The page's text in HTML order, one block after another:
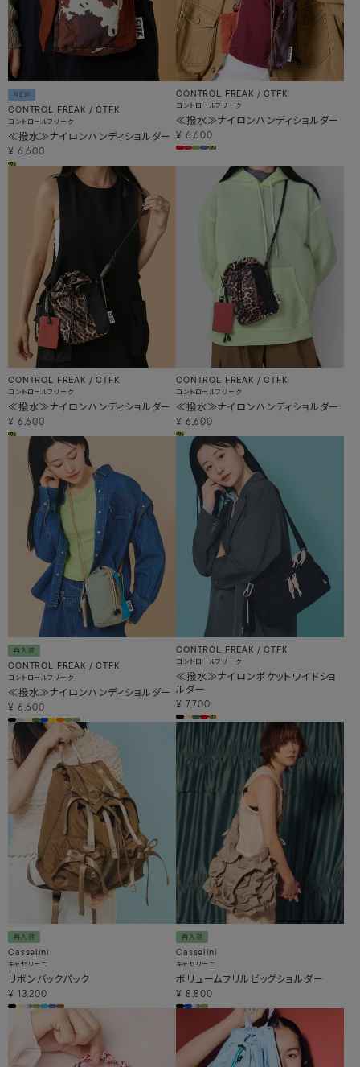
NEW
CONTROL FREAK / CTFK
コントロールフリーク
≪撥水≫ナイロンハンディショルダー
¥ 6,600
CONTROL FREAK / CTFK
コントロールフリーク
≪撥水≫ナイロンハンディショルダー
¥ 6,600
CONTROL FREAK / CTFK
コントロールフリーク
≪撥水≫ナイロンハンディショルダー
¥ 6,600
CONTROL FREAK / CTFK
コントロールフリーク
≪撥水≫ナイロンハンディショルダー
¥ 6,600
再入荷
CONTROL FREAK / CTFK
コントロールフリーク
≪撥水≫ナイロンハンディショルダー
¥ 6,600
CONTROL FREAK / CTFK
コントロールフリーク
≪撥水≫ナイロンポケットワイドショ
ルダー
¥ 7,700
再入荷
Casselini
キャセリーニ
リボンバックパック
¥ 13,200
再入荷
Casselini
キャセリーニ
ボリュームフリルビッグショルダー
¥ 8,800